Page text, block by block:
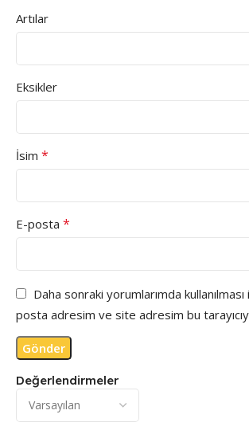
Değerlendirmeler
Artılar
Eksikler
İsim *
E-posta *
Daha sonraki yorumlarımda kullanılması
posta adresim ve site adresim bu